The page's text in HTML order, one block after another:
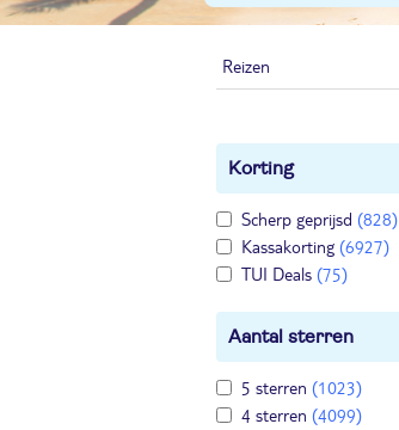
Reizen
Korting
Scherp geprijsd (828)
Kassakorting (6927)
TUI Deals (75)
Aantal sterren
5 sterren (1023)
4 sterren (4099)